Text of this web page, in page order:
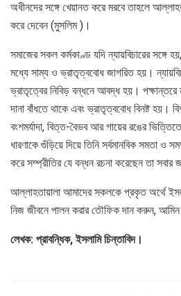
অধীনদের সঙ্গে খেয়ানত করে মরবে তাহলে
করে দেবেন (মুসলিম )।
সমাজের সকল কর্মকাণ্ড যদি ন্যায়বিচারের সঙ্গে
মধ্যে সাম্য ও ভ্রাতৃত্ববোধ জাগরিত হয়।
ভ্রাতৃত্বের নিবিড় বন্ধনে আবদ্ধ হয়। পক্ষান্তরে
দানা বাঁধতে থাকে এবং ভ্রাতৃত্ববোধ বিনষ্ট হয়।
বংশমর্যাদা, বিত্ত-বৈভব আর গায়ের রঙের
ধারণাকে গুঁড়িয়ে দিয়ে তিনি সর্বমানবিক সমতা ও
করে সম্প্রীতির যে বন্ধন রচনা করেছেন তা
আল্লাহতায়ালা আমাদের সকলকে প্রকৃত অর্থে
নিজ জীবনে পালন করার তৌফিক দান করুন,
লেখক: প্রাবন্ধিক, ইসলামি চিন্তাবিদ।